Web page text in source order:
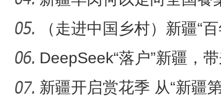
电影《大改水》3月28日在
（走进中国乡村）新疆“
事拉
DeepSeek“落户”新疆，
新疆开启赏花季 从“新疆